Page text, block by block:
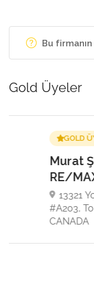
Bu
Gold Üyeler
Emlakçılar